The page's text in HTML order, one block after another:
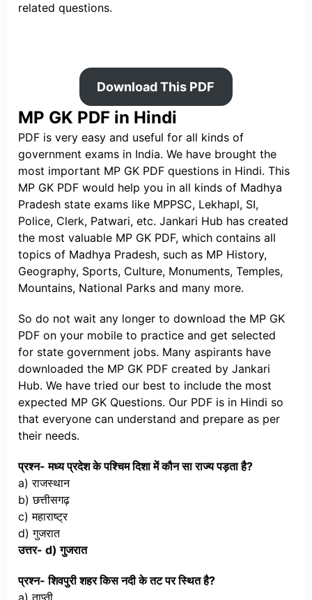
related questions.
Download This PDF
MP GK PDF in Hindi
PDF is very easy and useful for all kinds of
government exams in India. We have brought the
most important MP GK PDF questions in Hindi. This
MP GK PDF would help you in all kinds of Madhya
Pradesh state exams like MPPSC, Lekhapl, SI,
Police, Clerk, Patwari, etc. Jankari Hub has created
the most valuable MP GK PDF, which contains all
topics of Madhya Pradesh, such as MP History,
Geography, Sports, Culture, Monuments, Temples,
Mountains, National Parks and many more.
So do not wait any longer to download the MP GK
PDF on your mobile to practice and get selected
for state government jobs. Many aspirants have
downloaded the MP GK PDF created by Jankari
Hub. We have tried our best to include the most
expected MP GK Questions. Our PDF is in Hindi so
that everyone can understand and prepare as per
their needs.
प्रश्न- मध्य प्रदेश के पश्चिम दिशा में कौन सा राज्य पड़ता है?
a) राजस्थान
b) छत्तीसगढ़
c) महाराष्ट्र
d) गुजरात
उत्तर- d) गुजरात
प्रश्न- शिवपुरी शहर किस नदी के तट पर स्थित है?